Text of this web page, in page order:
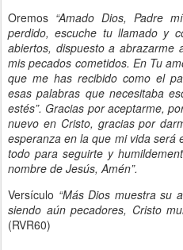
Oremos “Amado Dios, Padre
perdido, escuche tu llamado y
abiertos, dispuesto a
mis pecados cometidos. En Tu
que me has recibido como el
esas palabras que necesitaba
estés”. Gracias por aceptarme,
nuevo en Cristo, gracias por
esperanza en la que mi vida será
todo para seguirte y
nombre de Jesús, Amén”.
Versículo “Más Dios muestra su
siendo aún pecadores, Cristo
(RVR60)